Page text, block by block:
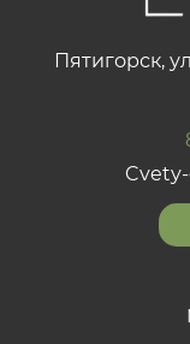
Пятигорск,